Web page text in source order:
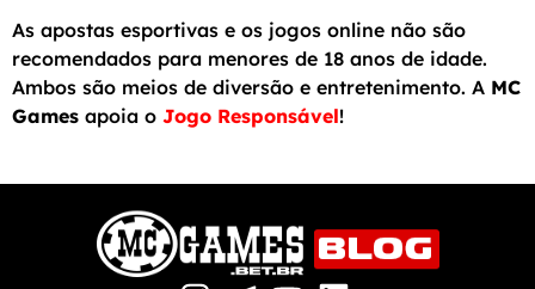
As apostas esportivas e os jogos online não são
recomendados para menores de 18 anos de idade.
Ambos são meios de diversão e entretenimento. A MC
Games apoia o Jogo Responsável!